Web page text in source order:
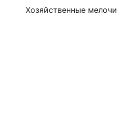
Хозяйственные мелочи